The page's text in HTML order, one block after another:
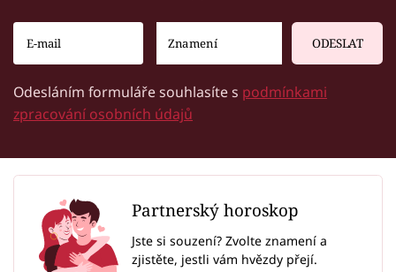
ODESLAT
Odesláním formuláře souhlasíte s podmínkami
zpracování osobních údajů
Partnerský horoskop
Jste si souzení? Zvolte znamení a
zjistěte, jestli vám hvězdy přejí.